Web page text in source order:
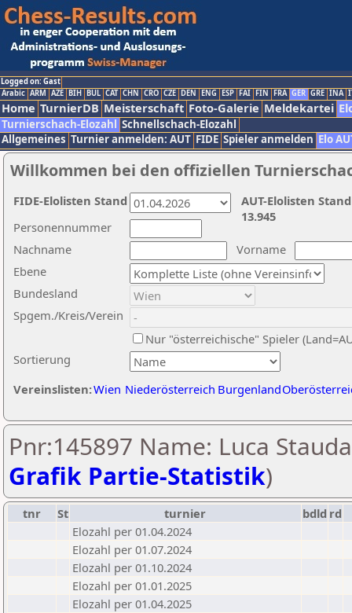
Logged on: Gast
Arabic ARM AZE BIH BUL CAT CHN CRO CZE DEN ENG ESP FAI FIN FRA GER GRE INA
Home TurnierDB Meisterschaft Foto-Galerie Meldekartei
Turnierschach-Elozahl Schnellschach-Elozahl
Allgemeines Turnier anmelden: AUT FIDE Spieler anmelden Elo
Willkommen bei den offiziellen
Nachname
Vorname
Ebene
Sortierung
Personennummer
Bundesland
Spgem./Kreis/Verein
Nur "österreichische" Spieler
Vereinslisten:Wien Niederösterreich Burgenland
AUT-Elolisten
13.945
FIDE-Elolisten Stand
Pnr:145897 Name: Luca
Grafik Partie-Statistik)
tnr St turnier bdld rd
Elozahl per 01.04.2024
Elozahl per 01.07.2024
Elozahl per 01.10.2024
Elozahl per 01.01.2025
Elozahl per 01.04.2025